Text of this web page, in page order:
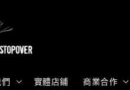
實體店鋪 商業合作